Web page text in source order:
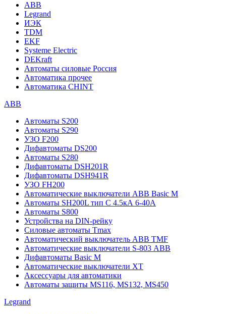
ABB
Legrand
ИЭК
TDM
EKF
Systeme Electric
DEKraft
Автоматы силовые Россия
Автоматика прочее
Автоматика CHINT
ABB
Автоматы S200
Автоматы S290
УЗО F200
Дифавтоматы DS200
Автоматы S280
Дифавтоматы DSH201R
Дифавтоматы DSH941R
УЗО FH200
Автоматические выключатели ABB Basic M
Автоматы SH200L тип С 4.5кА 6-40А
Автоматы S800
Устройства на DIN-рейку
Силовые автоматы Tmax
Автоматический выключатель ABB TMF
Автоматические выключатели S-803 АВВ
Дифавтоматы Basic M
Автоматические выключатели XT
Аксессуары для автоматики
Автоматы защиты MS116, MS132, MS450
Legrand